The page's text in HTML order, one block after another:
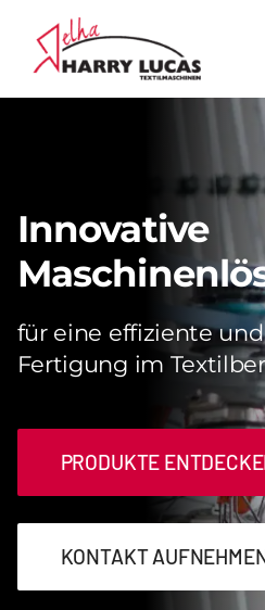
content
Services
Über uns
Karriere
Kontakt
Deutsch
Innovative
für eine effiziente
Fertigung im
PRODUKTE
KONTAKT